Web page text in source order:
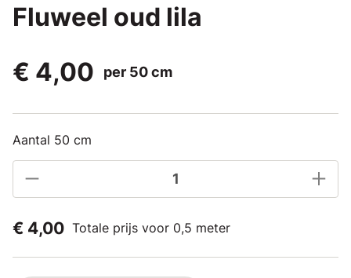
Fluweel oud lila
€ 4,00
per 50 cm
Aantal 50 cm
€ 4,00 Totale prijs voor 0,5 meter